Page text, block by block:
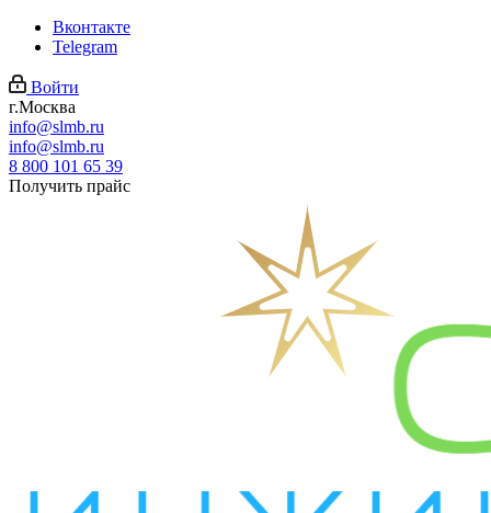
Вконтакте
Telegram
Войти
г.Москва
info@slmb.ru
info@slmb.ru
8 800 101 65 39
Получить прайс